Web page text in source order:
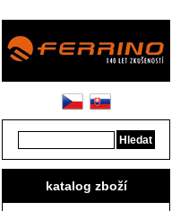
katalog zboží